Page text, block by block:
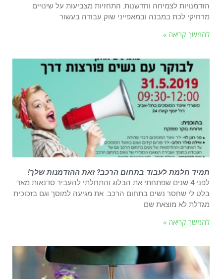
הזדמנויות לצמיחה וחדשנות. התחזיות מצביעות על שינויים
מרחיקי לכת במבנה ובמאפייני שוק עבודה בעשור
להמשך קריאה »
תמיד חלמת לעבוד בתחום הרכב? זאת ההזדמנות שלך!
לפני 4 שנים שפתחתי את הבלוג והתחלתי להעביר סדנאות מאד
בלט לי שחסר נשים בתחום הרכב. את מגיעה למוסך וגם בזכוכית
מגדלת לא מוצאת שם
להמשך קריאה »